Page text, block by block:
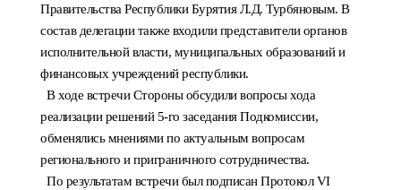
Правительства Республики Бурятия Л.Д. Турбяновым. В
состав делегации также входили представители органов
исполнительной власти, муниципальных образований и
финансовых учреждений республики.
В ходе встречи Стороны обсудили вопросы хода
реализации решений 5-го заседания Подкомиссии,
обменялись мнениями по актуальным вопросам
регионального и приграничного сотрудничества.
По результатам встречи был подписан Протокол VI